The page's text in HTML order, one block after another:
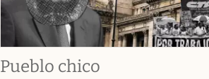
Pueblo chico